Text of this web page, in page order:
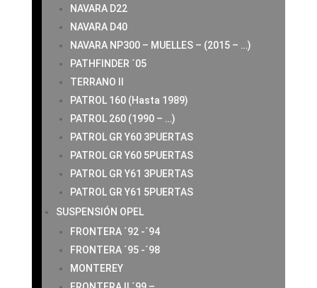
NAVARA D22
NAVARA D40
NAVARA NP300 – MUELLES – (2015 – …)
PATHFINDER ´05
TERRANO II
PATROL 160 (Hasta 1989)
PATROL 260 (1990 – …)
PATROL GR Y60 3PUERTAS
PATROL GR Y60 5PUERTAS
PATROL GR Y61 3PUERTAS
PATROL GR Y61 5PUERTAS
SUSPENSIÓN OPEL
FRONTERA ´92 -´94
FRONTERA ´95 -´98
MONTEREY